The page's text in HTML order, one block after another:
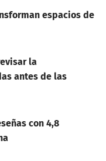
espacios de
la
antes de las
con 4,8